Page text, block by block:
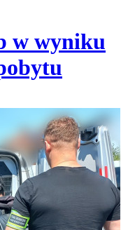
w wyniku